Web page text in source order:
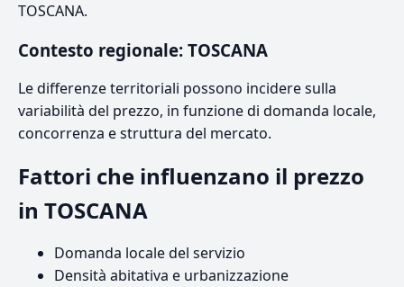
TOSCANA.
Contesto regionale: TOSCANA
Le differenze territoriali possono incidere sulla
variabilità del prezzo, in funzione di domanda locale,
concorrenza e struttura del mercato.
Fattori che influenzano il prezzo
in TOSCANA
Domanda locale del servizio
Densità abitativa e urbanizzazione